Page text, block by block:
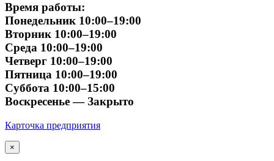
Время работы:
Понедельник 10:00–19:00
Вторник 10:00–19:00
Среда 10:00–19:00
Четверг 10:00–19:00
Пятница 10:00–19:00
Суббота 10:00–15:00
Воскресенье — Закрыто
Карточка предприятия
×